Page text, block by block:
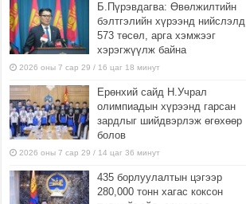
Б.Пүрэвдагва: Өвөлжилтийн
бэлтгэлийн хүрээнд нийслэлд
573 төсөл, арга хэмжээг
хэрэгжүүлж байна
2026 оны 7 сар 29 / 16 цаг 18 минут
Ерөнхий сайд Н.Учрал
олимпиадын хүрээнд гарсан
зардлыг шийдвэрлэж өгөхөөр
болов
2026 оны 7 сар 29 / 14 цаг 36 минут
435 борлуулалтын цэгээр
280,000 тонн хагас коксон